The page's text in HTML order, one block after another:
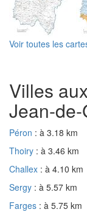
Voir toutes les
Villes
Jean-
Péron : à 3.18 km
Thoiry : à 3.46 km
Challex : à 4.10 km
Sergy : à 5.57 km
Farges : à 5.75 km